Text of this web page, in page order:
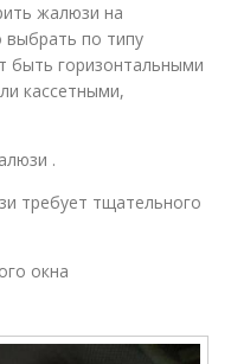
жалюзи на
по типу
быть горизонтальными
кассетными,
.
требует тщательного
окна